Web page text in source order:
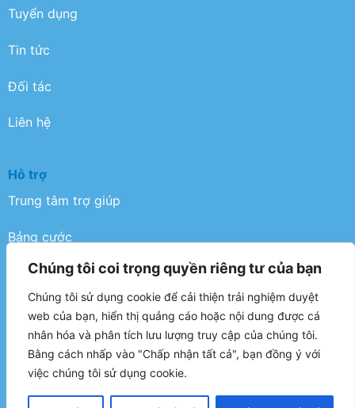
Chúng tôi coi trọng quyền riêng tư của bạn
Chúng tôi sử dụng cookie để cải thiện trải nghiệm duyệt
web của bạn, hiển thị quảng cáo hoặc nội dung được cá
nhân hóa và phân tích lưu lượng truy cập của chúng tôi.
Bằng cách nhấp vào "Chấp nhận tất cả", bạn đồng ý với
việc chúng tôi sử dụng cookie.
Tuyển dụng
Tin tức
Đối tác
Liên hệ
Hỗ trợ
Trung tâm trợ giúp
Bảng cước
Điều khoản
Chính sách bảo mật
FAQ